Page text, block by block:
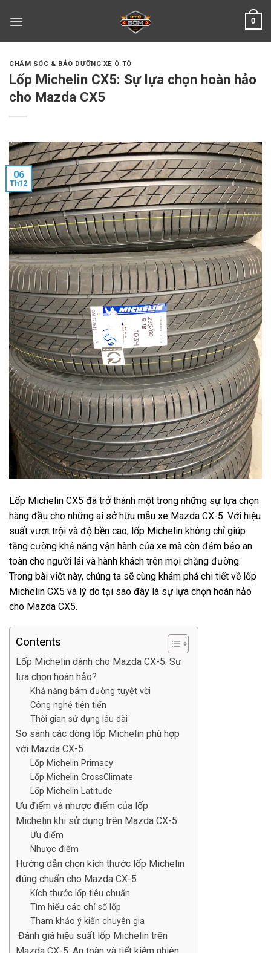
0
CHĂM SÓC & BẢO DƯỠNG XE Ô TÔ
Lốp Michelin CX5: Sự lựa chọn hoàn hảo
cho Mazda CX5
06
Th12
Lốp Michelin CX5 đã trở thành một trong những sự lựa chọn
hàng đầu cho những ai sở hữu mẫu xe Mazda CX-5. Với hiệu
suất vượt trội và độ bền cao, lốp Michelin không chỉ giúp
tăng cường khả năng vận hành của xe mà còn đảm bảo an
toàn cho người lái và hành khách trên mọi chặng đường.
Trong bài viết này, chúng ta sẽ cùng khám phá chi tiết về lốp
Michelin CX5 và lý do tại sao đây là sự lựa chọn hoàn hảo
cho Mazda CX5.
Contents
Lốp Michelin dành cho Mazda CX-5: Sự
lựa chọn hoàn hảo?
Khả năng bám đường tuyệt vời
Công nghệ tiên tiến
Thời gian sử dụng lâu dài
So sánh các dòng lốp Michelin phù hợp
với Mazda CX-5
Lốp Michelin Primacy
Lốp Michelin CrossClimate
Lốp Michelin Latitude
Ưu điểm và nhược điểm của lốp
Michelin khi sử dụng trên Mazda CX-5
Ưu điểm
Nhược điểm
Hướng dẫn chọn kích thước lốp Michelin
đúng chuẩn cho Mazda CX-5
Kích thước lốp tiêu chuẩn
Tìm hiểu các chỉ số lốp
Tham khảo ý kiến chuyên gia
Đánh giá hiệu suất lốp Michelin trên